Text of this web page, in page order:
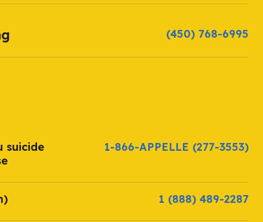
(450) 768-6995
suicide
1-866-APPELLE (277-3553)
1 (888) 489-2287